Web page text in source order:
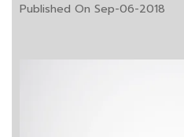
Published On Sep-06-2018